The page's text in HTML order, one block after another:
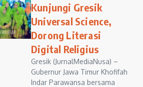
Kunjungi Gresik
Universal Science,
Dorong Literasi
Digital Religius
Gresik (JurnalMediaNusa) –
Gubernur Jawa Timur Khofifah
Indar Parawansa bersama